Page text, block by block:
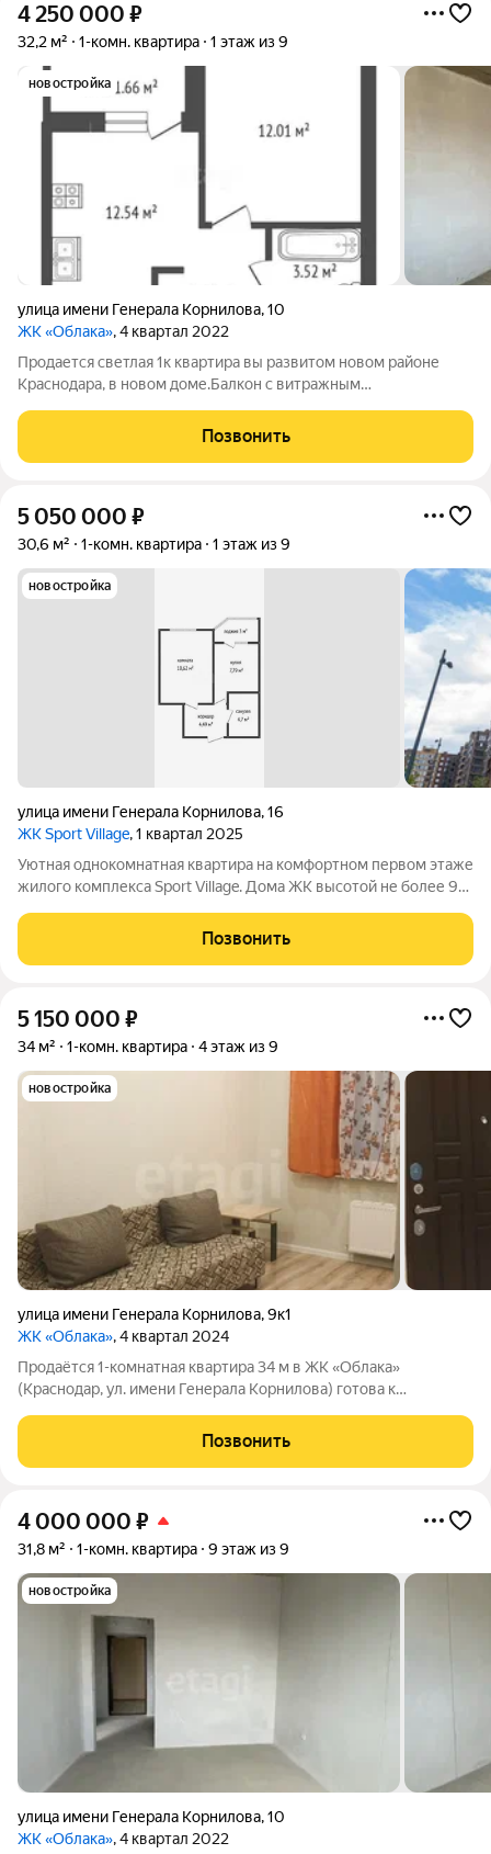
4 250 000 ₽
32,2 м² 1-комн. квартира 1 этаж из 9
новостройка
улица имени Генерала Корнилова,10
ЖК «Облака», 4 квартал 2022
Продается светлая 1к квартира вы развитом новом районе
Краснодара, в новом доме.Балкон с витражным
осуществить все фантазии касательно ремонта.
Обременений,долей нет. ЖК Облака - это проект класса
Позвонить
5 050 000 ₽
30,6 м² 1-комн. квартира 1 этаж из 9
новостройка
улица имени Генерала Корнилова,16
ЖК Sport Village, 1 квартал 2025
Уютная однокомнатная квартира на комфортном первом этаже
жилого комплекса Sport Village. Дома ЖК высотой не более 9
квартире и во дворе. Квартира площадью около 30 м с
просторной остекленной
Позвонить
5 150 000 ₽
34 м² 1-комн. квартира 4 этаж из 9
новостройка
улица имени Генерала Корнилова,9к1
ЖК «Облака», 4 квартал 2024
Продаётся 1-комнатная квартира 34 м в ЖК «Облака»
(Краснодар, ул. имени Генерала Корнилова) готова к
изолированная комната около 15 м, кухня примерно 10 м,
прихожая с нишей под гардероб. Высота
Позвонить
4 000 000 ₽
31,8 м² 1-комн. квартира 9 этаж из 9
новостройка
улица имени Генерала Корнилова,10
ЖК «Облака», 4 квартал 2022